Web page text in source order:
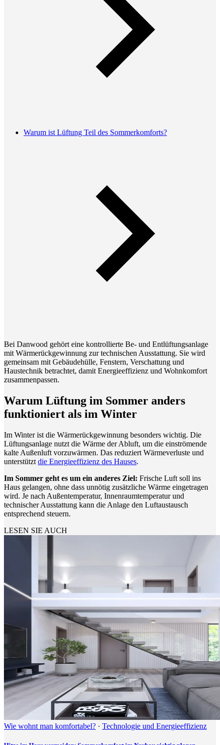
Warum ist Lüftung Teil des Sommerkomforts?
Bei Danwood gehört eine kontrollierte Be- und Entlüftungsanlage
mit Wärmerückgewinnung zur technischen Ausstattung. Sie wird
gemeinsam mit Gebäudehülle, Fenstern, Verschattung und
Haustechnik betrachtet, damit Energieeffizienz und Wohnkomfort
zusammenpassen.
Warum Lüftung im Sommer anders
funktioniert als im Winter
Im Winter ist die Wärmerückgewinnung besonders wichtig. Die
Lüftungsanlage nutzt die Wärme der Abluft, um die einströmende
kalte Außenluft vorzuwärmen. Das reduziert Wärmeverluste und
unterstützt die Energieeffizienz des Hauses.
Im Sommer geht es um ein anderes Ziel: Frische Luft soll ins
Haus gelangen, ohne dass unnötig zusätzliche Wärme eingetragen
wird. Je nach Außentemperatur, Innenraumtemperatur und
technischer Ausstattung kann die Anlage den Luftaustausch
entsprechend steuern.
LESEN SIE AUCH
Wie wohnt man komfortabel? · Technologie und Energieeffizienz